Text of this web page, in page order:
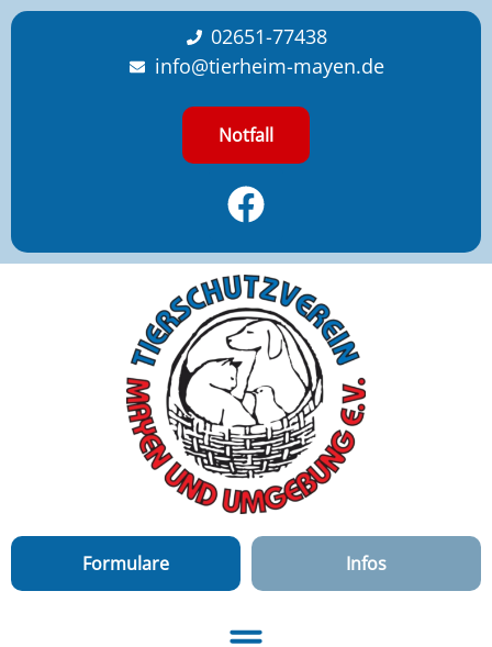
content
02651-77438
info@tierheim-mayen.de
Notfall
Formulare Infos